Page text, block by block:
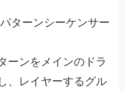
ターンシーケンサー
ーンをメインのドラ
、レイヤーするグル